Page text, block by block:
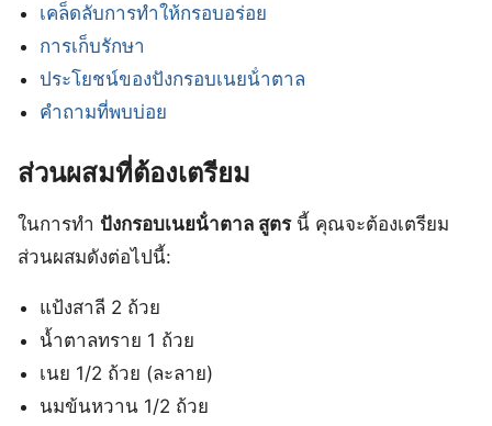
เคล็ดลับการทำให้กรอบอร่อย
การเก็บรักษา
ประโยชน์ของปังกรอบเนยน้ําตาล
คำถามที่พบบ่อย
ส่วนผสมที่ต้องเตรียม
ในการทำ ปังกรอบเนยน้ําตาล สูตรนี้ คุณจะต้องเตรียม
ส่วนผสมดังต่อไปนี้:
แป้งสาลี 2 ถ้วย
น้ำตาลทราย 1 ถ้วย
เนย 1/2 ถ้วย (ละลาย)
นมข้นหวาน 1/2 ถ้วย